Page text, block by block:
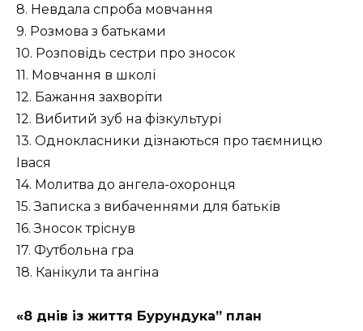
8. Невдала спроба мовчання
9. Розмова з батьками
10. Розповідь сестри про зносок
11. Мовчання в школі
12. Бажання захворіти
12. Вибитий зуб на фізкультурі
13. Однокласники дізнаються про таємницю
Івася
14. Молитва до ангела-охоронця
15. Записка з вибаченнями для батьків
16. Зносок тріснув
17. Футбольна гра
18. Канікули та ангіна
«8 днів із життя Бурундука” план